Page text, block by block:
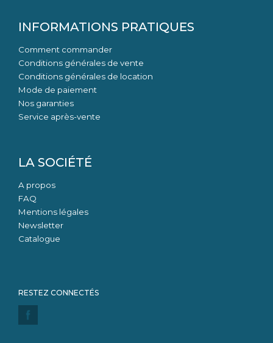
INFORMATIONS PRATIQUES
Comment commander
Conditions générales de vente
Conditions générales de location
Mode de paiement
Nos garanties
Service après-vente
LA SOCIÉTÉ
A propos
FAQ
Mentions légales
Newsletter
Catalogue